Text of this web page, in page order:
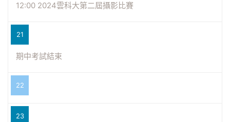
12:00 2024雲科大第二屆攝影比賽
21
期中考試結束
22
23